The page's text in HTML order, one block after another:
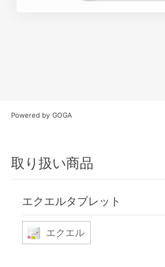
Powered by GOGA
取り扱い商品
エクエルタブレット
エクエル